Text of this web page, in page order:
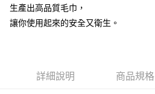
生產出高品質毛巾，
讓你使用起來的安全又衛生。
詳細說明 商品規格